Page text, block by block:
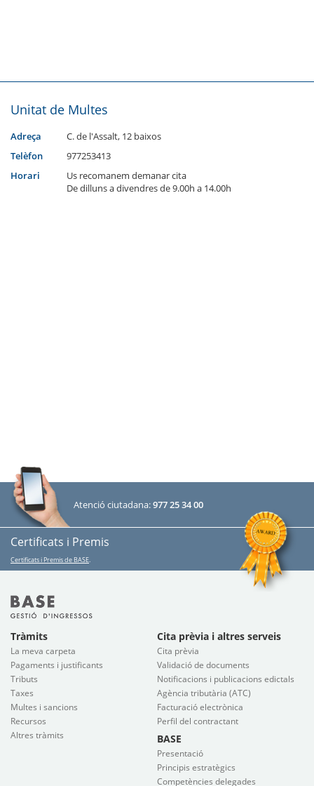
Unitat de Multes
Adreça
C. de l'Assalt, 12 baixos
Telèfon
977253413
Horari
Us recomanem demanar cita
De dilluns a divendres de 9.00h a 14.00h
Atenció ciutadana:977 25 34 00
Certificats i Premis
Certificats i Premis de BASE
Tràmits
La meva carpeta
Pagaments i justificants
Tributs
Taxes
Multes i sancions
Recursos
Altres tràmits
Cita prèvia i altres serveis
Cita prèvia
Validació de documents
Notificacions i publicacions edictals
Agència tributària (ATC)
Facturació electrònica
Perfil del contractant
BASE
Presentació
Principis estratègics
Competències delegades